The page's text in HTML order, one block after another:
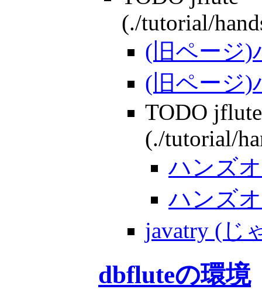
(./tutorial/
(旧ページ
(旧ページ
TODO jflute
(./tutorial/
ハンズ
ハンズ
javatry (じ
dbfluteの環境